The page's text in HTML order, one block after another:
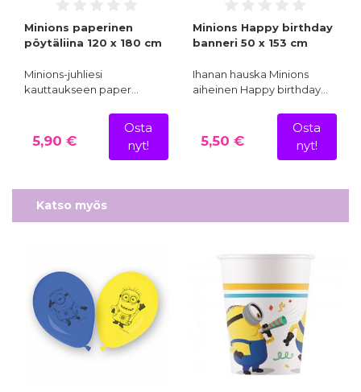
Minions paperinen
pöytäliina 120 x 180 cm
Minions-juhliesi
kauttaukseen paper…
5,90 €
Osta
nyt!
Minions Happy birthday
banneri 50 x 153 cm
Ihanan hauska Minions
aiheinen Happy birthday…
5,50 €
Osta
nyt!
Katso myös